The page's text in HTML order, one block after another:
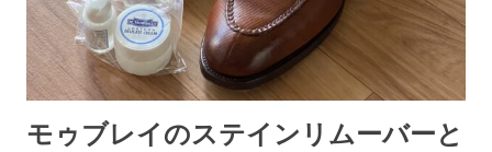
モゥブレイのステインリムーバーと